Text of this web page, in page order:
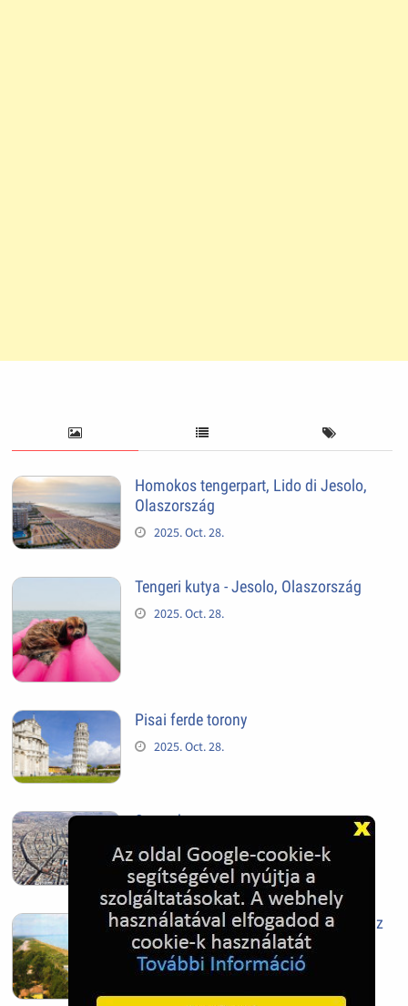
Homokos tengerpart, Lido di Jesolo,
Olaszország
2025. Oct. 28.
Tengeri kutya - Jesolo, Olaszország
2025. Oct. 28.
Pisai ferde torony
2025. Oct. 28.
Szeged
2025. Oct. 28.
Siófok, mielőtt beépült az Aranypart az
1970-es évek elején
2024. Nov. 17.